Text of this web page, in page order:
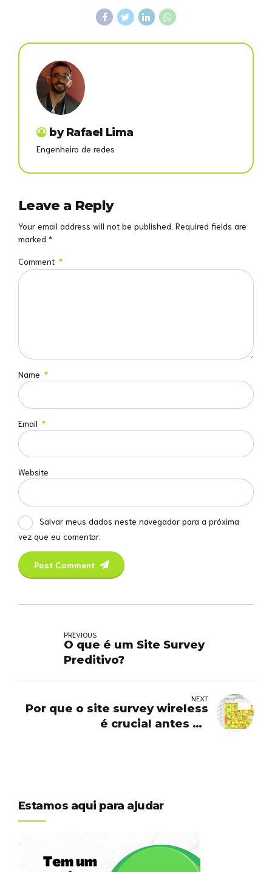
by Rafael Lima
Engenheiro de redes
Leave a Reply
Your email address will not be published. Required fields are
marked *
Comment *
Name *
Email *
Website
Salvar meus dados neste navegador para a próxima
vez que eu comentar.
Post Comment
PREVIOUS
O que é um Site Survey
Preditivo?
NEXT
Por que o site survey wireless
é crucial antes de
Estamos aqui para ajudar